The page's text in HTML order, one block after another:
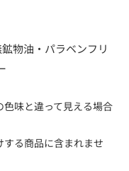
物油・パラベンフリ
味と違って見える場合
る商品に含まれませ